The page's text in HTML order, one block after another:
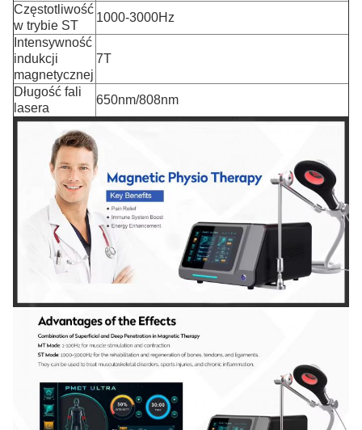
Częstotliwość
w trybie ST
1000-3000Hz
Intensywność
indukcji
magnetycznej
7T
Długość fali
lasera
650nm/808nm